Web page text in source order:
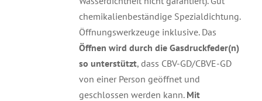
chemikalienbeständige Spezialdichtung.
Öffnungswerkzeuge inklusive. Das
Öffnen wird durch die Gasdruckfeder(n)
so unterstützt, dass CBV-GD/CBVE-GD
von einer Person geöffnet und
geschlossen werden kann. Mit